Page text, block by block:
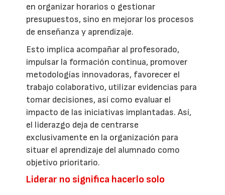
en organizar horarios o gestionar
presupuestos, sino en mejorar los procesos
de enseñanza y aprendizaje.
Esto implica acompañar al profesorado,
impulsar la formación continua, promover
metodologías innovadoras, favorecer el
trabajo colaborativo, utilizar evidencias para
tomar decisiones, así como evaluar el
impacto de las iniciativas implantadas. Así,
el liderazgo deja de centrarse
exclusivamente en la organización para
situar el aprendizaje del alumnado como
objetivo prioritario.
Liderar no significa hacerlo solo